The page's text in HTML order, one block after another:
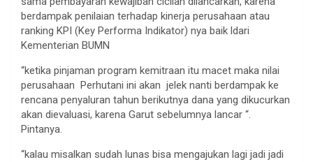
berdampak penilaian terhadap kinerja perusahaan atau
ranking KPI (Key Performa Indikator) nya baik ldari
Kementerian BUMN
“ketika pinjaman program kemitraan itu macet maka nilai
perusahaan Perhutani ini akan jelek nanti berdampak ke
rencana penyaluran tahun berikutnya dana yang dikucurkan
akan dievaluasi, karena Garut sebelumnya lancar “.
Pintanya.
“kalau misalkan sudah lunas bisa mengajukan lagi jadi jadi